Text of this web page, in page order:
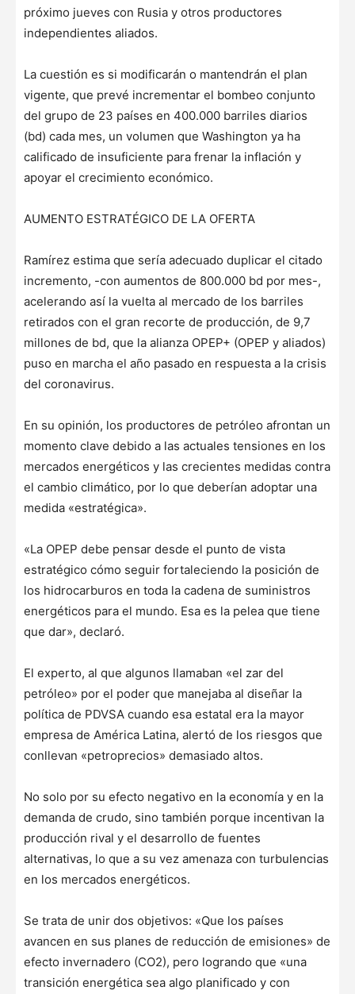
próximo jueves con Rusia y otros productores
independientes aliados.
La cuestión es si modificarán o mantendrán el plan
vigente, que prevé incrementar el bombeo conjunto
del grupo de 23 países en 400.000 barriles diarios
(bd) cada mes, un volumen que Washington ya ha
calificado de insuficiente para frenar la inflación y
apoyar el crecimiento económico.
AUMENTO ESTRATÉGICO DE LA OFERTA
Ramírez estima que sería adecuado duplicar el citado
incremento, -con aumentos de 800.000 bd por mes-,
acelerando así la vuelta al mercado de los barriles
retirados con el gran recorte de producción, de 9,7
millones de bd, que la alianza OPEP+ (OPEP y aliados)
puso en marcha el año pasado en respuesta a la crisis
del coronavirus.
En su opinión, los productores de petróleo afrontan un
momento clave debido a las actuales tensiones en los
mercados energéticos y las crecientes medidas contra
el cambio climático, por lo que deberían adoptar una
medida «estratégica».
«La OPEP debe pensar desde el punto de vista
estratégico cómo seguir fortaleciendo la posición de
los hidrocarburos en toda la cadena de suministros
energéticos para el mundo. Esa es la pelea que tiene
que dar», declaró.
El experto, al que algunos llamaban «el zar del
petróleo» por el poder que manejaba al diseñar la
política de PDVSA cuando esa estatal era la mayor
empresa de América Latina, alertó de los riesgos que
conllevan «petroprecios» demasiado altos.
No solo por su efecto negativo en la economía y en la
demanda de crudo, sino también porque incentivan la
producción rival y el desarrollo de fuentes
alternativas, lo que a su vez amenaza con turbulencias
en los mercados energéticos.
Se trata de unir dos objetivos: «Que los países
avancen en sus planes de reducción de emisiones» de
efecto invernadero (CO2), pero logrando que «una
transición energética sea algo planificado y con